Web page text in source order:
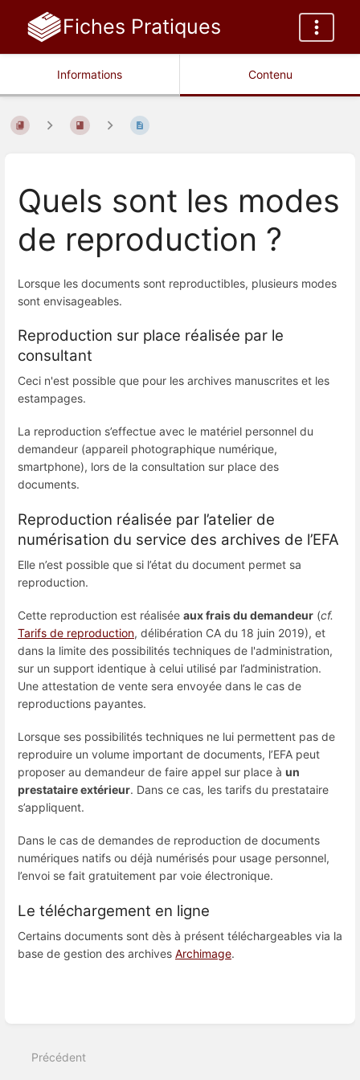
Fiches Pratiques
Informations Contenu
Quels sont les modes
de reproduction ?
Lorsque les documents sont reproductibles, plusieurs modes
sont envisageables.
Reproduction sur place réalisée par le
consultant
Ceci n'est possible que pour les archives manuscrites et les
estampages.
La reproduction s’effectue avec le matériel personnel du
demandeur (appareil photographique numérique,
smartphone), lors de la consultation sur place des
documents.
Reproduction réalisée par l’atelier de
numérisation du service des archives de l’EFA
Elle n’est possible que si l’état du document permet sa
reproduction.
Cette reproduction est réalisée aux frais du demandeur (cf.
Tarifs de reproduction, délibération CA du 18 juin 2019), et
dans la limite des possibilités techniques de l'administration,
sur un support identique à celui utilisé par l’administration.
Une attestation de vente sera envoyée dans le cas de
reproductions payantes.
Lorsque ses possibilités techniques ne lui permettent pas de
reproduire un volume important de documents, l’EFA peut
proposer au demandeur de faire appel sur place à un
prestataire extérieur. Dans ce cas, les tarifs du prestataire
s’appliquent.
Dans le cas de demandes de reproduction de documents
numériques natifs ou déjà numérisés pour usage personnel,
l’envoi se fait gratuitement par voie électronique.
Le téléchargement en ligne
Certains documents sont dès à présent téléchargeables via la
base de gestion des archives Archimage.
dePrécédent